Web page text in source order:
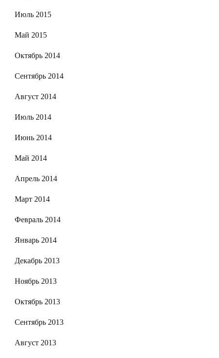
Июль 2015
Май 2015
Октябрь 2014
Сентябрь 2014
Август 2014
Июль 2014
Июнь 2014
Май 2014
Апрель 2014
Март 2014
Февраль 2014
Январь 2014
Декабрь 2013
Ноябрь 2013
Октябрь 2013
Сентябрь 2013
Август 2013